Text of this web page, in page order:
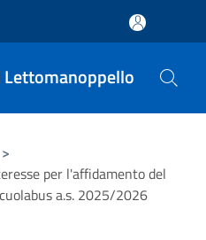
Lettomanoppello
>
per l'affidamento del
a.s. 2025/2026